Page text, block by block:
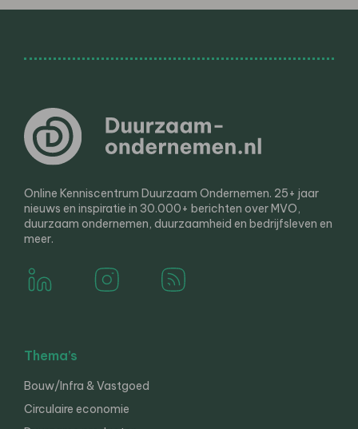
Online Kenniscentrum Duurzaam Ondernemen. 25+ jaar
nieuws en inspiratie in 30.000+ berichten over MVO,
duurzaam ondernemen, duurzaamheid en bedrijfsleven en
meer.
Thema’s
Bouw/Infra & Vastgoed
Circulaire economie